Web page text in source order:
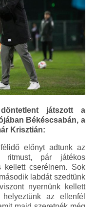
játszott a
Békéscsabán, a
Krisztián:
előnyt adtunk az
ritmust, pár játékos
kellett cserélnem. Sok
labdát szedtünk
nyernünk kellett
az ellenfél